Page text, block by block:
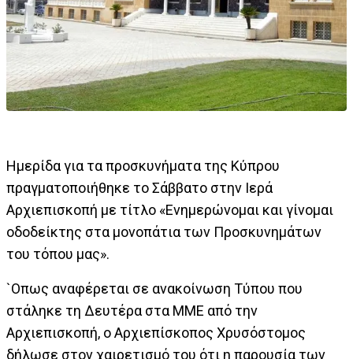
Ημερίδα για τα προσκυνήματα της Κύπρου
πραγματοποιήθηκε το Σάββατο στην Ιερά
Αρχιεπισκοπή με τίτλο «Ενημερώνομαι και γίνομαι
οδοδείκτης στα μονοπάτια των Προσκυνημάτων
του τόπου μας».
`Οπως αναφέρεται σε ανακοίνωση Τύπου που
στάληκε τη Δευτέρα στα ΜΜΕ από την
Αρχιεπισκοπή, ο Αρχιεπίσκοπος Χρυσόστομος
δήλωσε στον χαιρετισμό του ότι η παρουσία των